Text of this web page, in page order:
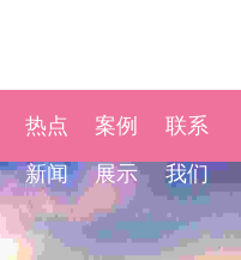
热点
新闻
案例
展示
联系
我们